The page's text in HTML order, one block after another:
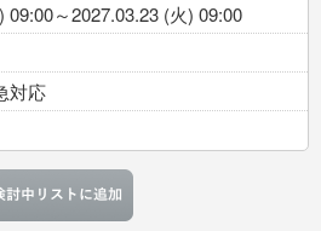
09:00～2027.03.23 (火) 09:00
対応